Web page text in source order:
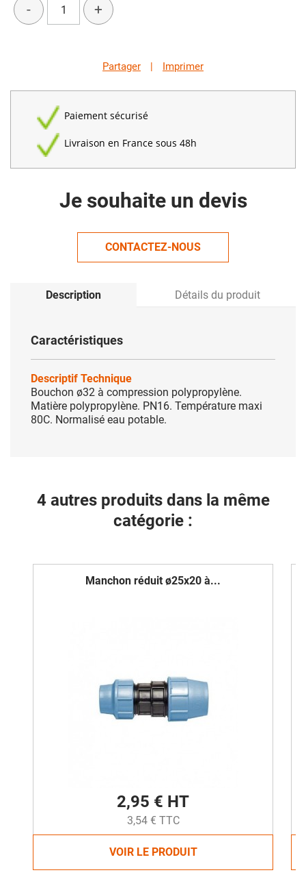
- +
Partager | Imprimer
Paiement sécurisé
Livraison en France sous 48h
Je souhaite un devis
CONTACTEZ-NOUS
Description Détails du produit
Caractéristiques
Descriptif Technique
Bouchon ø32 à compression polypropylène.
Matière polypropylène. PN16. Température maxi
80C. Normalisé eau potable.
4 autres produits dans la même
catégorie :
Manchon réduit ø25x20 à...
2,95 € HT
3,54 € TTC
VOIR LE PRODUIT